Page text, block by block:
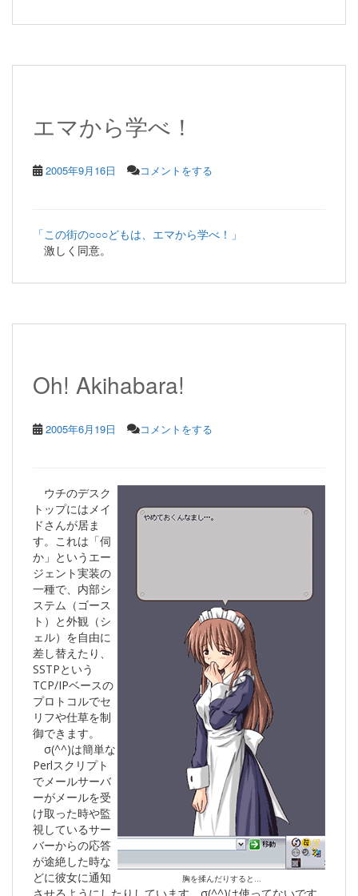
エマから学べ！
2005年9月16日 コメントをする
「この街の○○○どもは、エマから学べ！」
激しく同意。
Oh! Akihabara!
2005年6月19日 コメントをする
胸を揉んだりすると…
ウチのデスク
トップにはメイ
ドさんが居ま
す。これは「伺
か」というエー
ジェント実装の
一種で、内部シ
ステム（ゴース
ト）と外観（シ
ェル）を自由に
差し替えたり、
SSTPという
TCP/IPベースの
プロトコルでセ
リフや仕草を制
御できます。
σ(^^)は簡単な
Perlスクリプト
でメールサーバ
ーがメールを受
け取った時や監
視しているサー
バーからの応答
が途絶した時な
どに彼女に通知